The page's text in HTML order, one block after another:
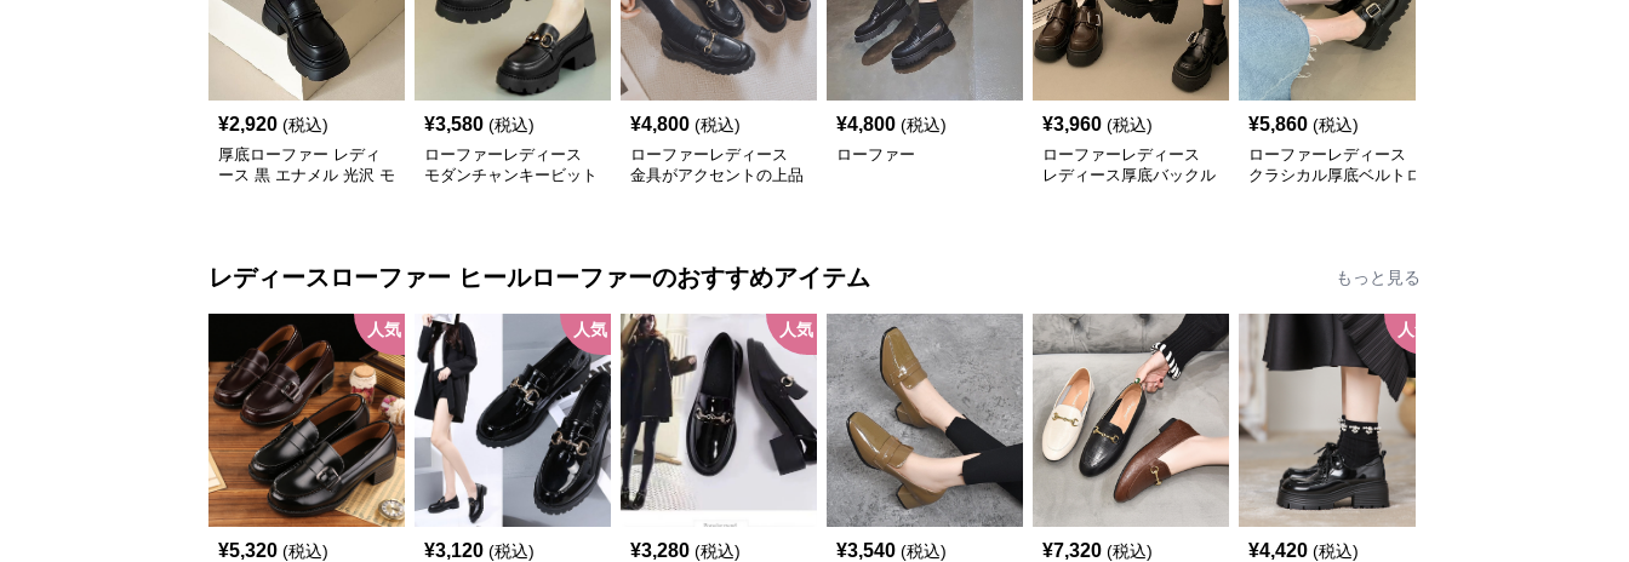
¥2,920 (税込)
厚底ローファー レディ
ース 黒 エナメル 光沢 モ
¥3,580 (税込)
ローファーレディース
モダンチャンキービット
¥4,800 (税込)
ローファーレディース
金具がアクセントの上品
¥4,800 (税込)
ローファー
¥3,960 (税込)
ローファーレディース
レディース厚底バックル
¥5,860 (税込)
ローファーレディース
クラシカル厚底ベルトロ
レディースローファー ヒールローファーのおすすめアイテム もっと見る
人気
¥5,320 (税込)
人気
¥3,120 (税込)
人気
¥3,280 (税込) ¥3,540 (税込) ¥7,320 (税込)
人気
¥4,420 (税込)